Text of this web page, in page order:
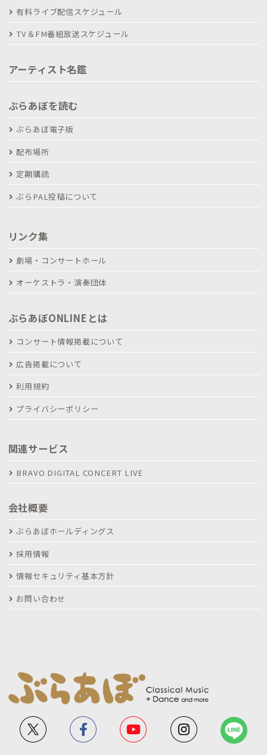
有料ライブ配信スケジュール
TV＆FM番組放送スケジュール
アーティスト名鑑
ぶらあぼを読む
ぶらあぼ電子版
配布場所
定期購読
ぶらPAL投稿について
リンク集
劇場・コンサートホール
オーケストラ・演奏団体
ぶらあぼONLINEとは
コンサート情報掲載について
広告掲載について
利用規約
プライバシーポリシー
関連サービス
BRAVO DIGITAL CONCERT LIVE
会社概要
ぶらあぼホールディングス
採用情報
情報セキュリティ基本方針
お問い合わせ